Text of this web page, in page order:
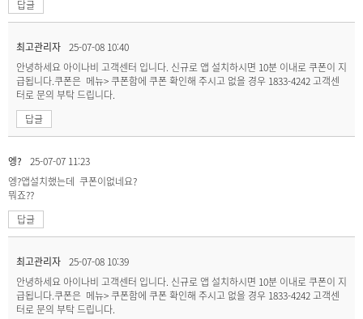
답글
최고관리자 25-07-08 10:40
안녕하세요 아이나비 고객센터 입니다. 신규로 앱 설치하시면 10분 이내로 쿠폰이 지
급됩니다.쿠폰은 메뉴> 쿠폰함에 쿠폰 확인해 주시고 없을 경우 1833-4242 고객센
터로 문의 부탁 드립니다.
답글
엥?
25-07-07 11:23
엥?앱설치했는데 쿠폰이없네요?
뭐죠??
답글
최고관리자 25-07-08 10:39
안녕하세요 아이나비 고객센터 입니다. 신규로 앱 설치하시면 10분 이내로 쿠폰이 지
급됩니다.쿠폰은 메뉴> 쿠폰함에 쿠폰 확인해 주시고 없을 경우 1833-4242 고객센
터로 문의 부탁 드립니다.